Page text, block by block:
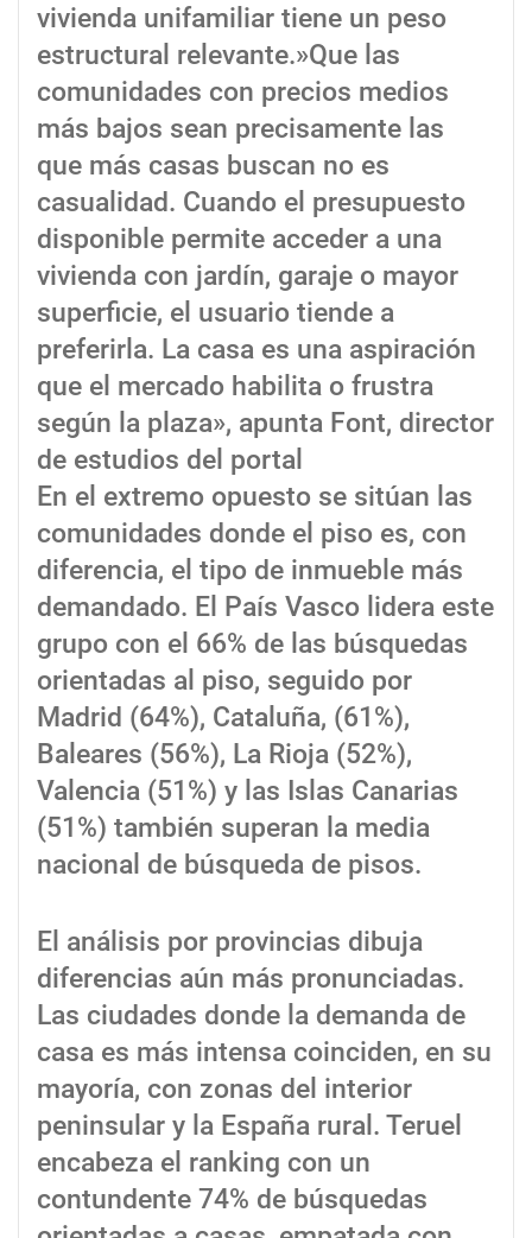
vivienda unifamiliar tiene un peso
estructural relevante.»Que las
comunidades con precios medios
más bajos sean precisamente las
que más casas buscan no es
casualidad. Cuando el presupuesto
disponible permite acceder a una
vivienda con jardín, garaje o mayor
superficie, el usuario tiende a
preferirla. La casa es una aspiración
que el mercado habilita o frustra
según la plaza», apunta Font, director
de estudios del portal
En el extremo opuesto se sitúan las
comunidades donde el piso es, con
diferencia, el tipo de inmueble más
demandado. El País Vasco lidera este
grupo con el 66% de las búsquedas
orientadas al piso, seguido por
Madrid (64%), Cataluña, (61%),
Baleares (56%), La Rioja (52%),
Valencia (51%) y las Islas Canarias
(51%) también superan la media
nacional de búsqueda de pisos.
El análisis por provincias dibuja
diferencias aún más pronunciadas.
Las ciudades donde la demanda de
casa es más intensa coinciden, en su
mayoría, con zonas del interior
peninsular y la España rural. Teruel
encabeza el ranking con un
contundente 74% de búsquedas